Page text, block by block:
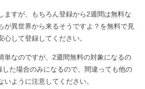
ますが、もちろん登録から2週間は無料な
が異世界から来るそうですよ？を無料で見
心して登録してください。
単なのですが、2週間無料の対象になるの
た場合のみになるので、間違っても他の
ように注意してください。